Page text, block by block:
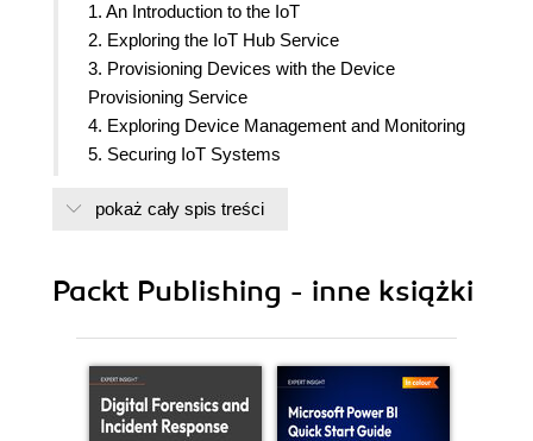
1. An Introduction to the IoT
2. Exploring the IoT Hub Service
3. Provisioning Devices with the Device
Provisioning Service
4. Exploring Device Management and Monitoring
5. Securing IoT Systems
7. Exploring Azure Stream Analytics
10. Visualizing Streaming Data in Power BI
pokaż cały spis treści
Packt Publishing - inne książki